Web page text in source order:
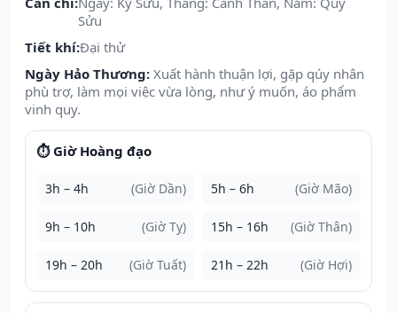
Sửu
Tiết khí:Đại thử
Ngày Hảo Thương: Xuất hành thuận lợi, gặp qúy nhân
phù trợ, làm mọi việc vừa lòng, như ý muốn, áo phẩm
vinh quy.
⏱️ Giờ Hoàng đạo
3h – 4h (Giờ Dần) 5h – 6h (Giờ Mão)
9h – 10h (Giờ Tỵ) 15h – 16h (Giờ Thân)
19h – 20h (Giờ Tuất) 21h – 22h (Giờ Hợi)